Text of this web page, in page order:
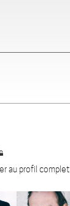
au profil complet